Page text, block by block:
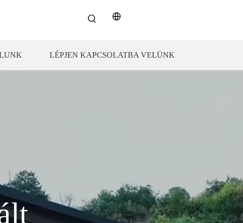
LÉPJEN KAPCSOLATBA VELÜNK